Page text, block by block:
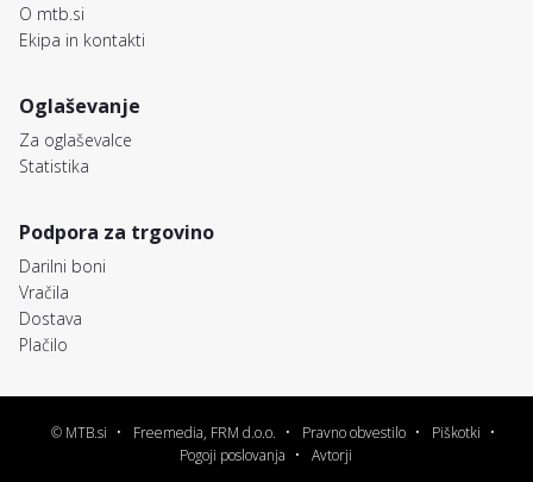
O mtb.si
Ekipa in kontakti
Oglaševanje
Za oglaševalce
Statistika
Podpora za trgovino
Darilni boni
Vračila
Dostava
Plačilo
© MTB.si Freemedia, FRM d.o.o. Pravno obvestilo
Piškotki
Pogoji poslovanja
Avtorji